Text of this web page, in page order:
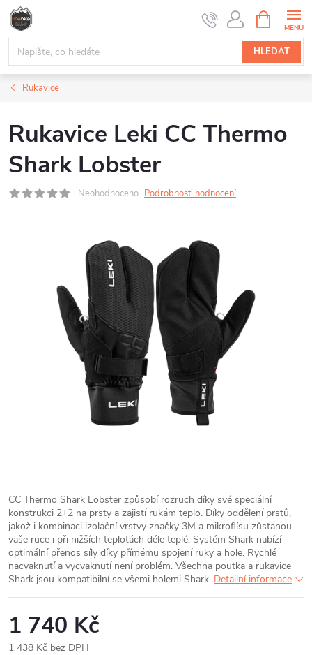
Přejít
obsah
HLEDAT
NÁKUPNÍ
KOŠÍK
Rukavice
Rukavice Leki CC Thermo
Shark Lobster
Neohodnoceno Podrobnosti hodnocení
CC Thermo Shark Lobster způsobí rozruch díky své speciální
konstrukci 2+2 na prsty a zajistí rukám teplo. Díky oddělení prstů,
jakož i kombinaci izolační vrstvy značky 3M a mikroflísu zůstanou
vaše ruce i při nižších teplotách déle teplé. Systém Shark nabízí
optimální přenos síly díky přímému spojení ruky a hole. Rychlé
nacvaknutí a vycvaknutí není problém. Všechna poutka a rukavice
Shark jsou kompatibilní se všemi holemi Shark. Detailní informace
1 740 Kč
1 438 Kč bez DPH